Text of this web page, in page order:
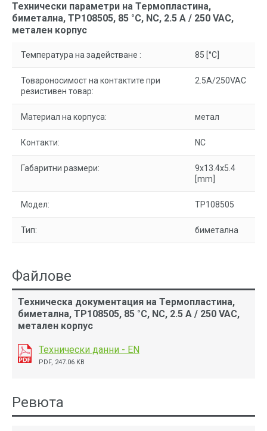
Технически параметри на Термопластина,
биметална, TP108505, 85 °C, NC, 2.5 A / 250 VAC,
метален корпус
Температура на задействане : 85 [°C]
Товароносимост на контактите при
резистивен товар:
2.5A/250VAC
Материал на корпуса: метал
Контакти: NC
Габаритни размери:
9x13.4x5.4
[mm]
Модел: TP108505
Тип: биметална
Файлове
Техническа документация на Термопластина,
биметална, TP108505, 85 °C, NC, 2.5 A / 250 VAC,
метален корпус
Технически данни - EN
PDF, 247.06 KB
Ревюта